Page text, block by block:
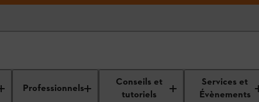
Professionnels
Conseils et
tutoriels
Services et
Évènements